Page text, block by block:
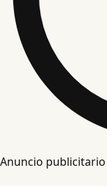
Anuncio publicitario